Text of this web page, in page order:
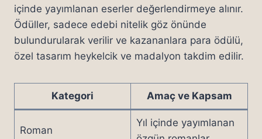
içinde yayımlanan eserler değerlendirmeye alınır.
Ödüller, sadece edebi nitelik göz önünde
bulundurularak verilir ve kazananlara para ödülü,
özel tasarım heykelcik ve madalyon takdim edilir.
Kategori Amaç ve Kapsam
Roman
Yıl içinde yayımlanan